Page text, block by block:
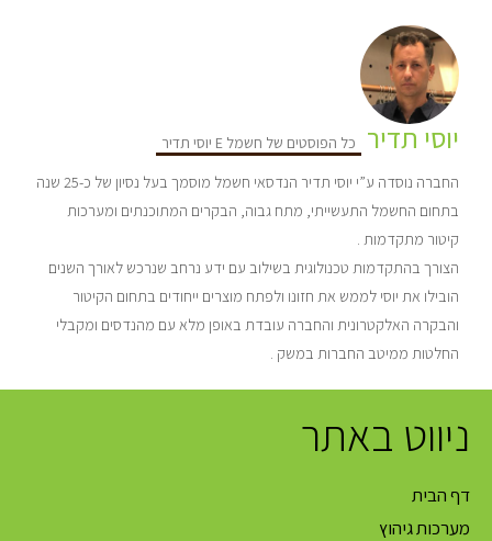
יוסי תדיר כל הפוסטים של חשמל E יוסי תדיר
החברה נוסדה ע”י יוסי תדיר הנדסאי חשמל מוסמך בעל נסיון של כ-25 שנה
בתחום החשמל התעשייתי, מתח גבוה, הבקרים המתוכנתים ומערכות
קיטור מתקדמות .
הצורך בהתקדמות טכנולוגית בשילוב עם ידע נרחב שנרכש לאורך השנים
הובילו את יוסי לממש את חזונו ולפתח מוצרים ייחודים בתחום הקיטור
והבקרה האלקטרונית והחברה עובדת באופן מלא עם מהנדסים ומקבלי
החלטות ממיטב החברות במשק .
ניווט באתר
דף הבית
מערכות גיהוץ